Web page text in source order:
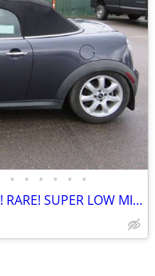
• • • • • •
2014 MINI COOPER ROADSTER S! RARE! SUPER LOW MILES! LOADED W/ OPTIONS!